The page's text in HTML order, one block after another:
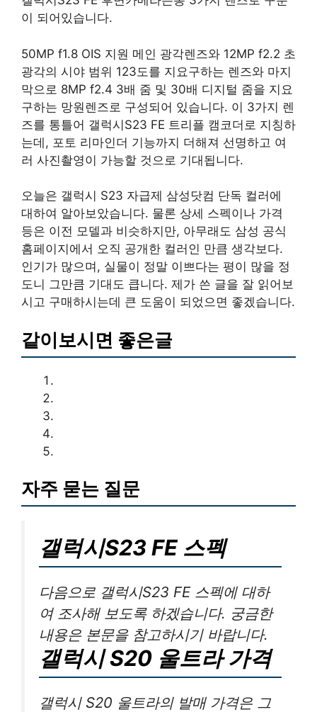
이 되어있습니다.
50MP f1.8 OIS 지원 메인 광각렌즈와 12MP f2.2 초
광각의 시야 범위 123도를 지요구하는 렌즈와 마지
막으로 8MP f2.4 3배 줌 및 30배 디지털 줌을 지요
구하는 망원렌즈로 구성되어 있습니다. 이 3가지 렌
즈를 통틀어 갤럭시S23 FE 트리플 캠코더로 지칭하
는데, 포토 리마인더 기능까지 더해져 선명하고 여
러 사진촬영이 가능할 것으로 기대됩니다.
오늘은 갤럭시 S23 자급제 삼성닷컴 단독 컬러에
대하여 알아보았습니다. 물론 상세 스펙이나 가격
등은 이전 모델과 비슷하지만, 아무래도 삼성 공식
홈페이지에서 오직 공개한 컬러인 만큼 생각보다.
인기가 많으며, 실물이 정말 이쁘다는 평이 많을 정
도니 그만큼 기대도 큽니다. 제가 쓴 글을 잘 읽어보
시고 구매하시는데 큰 도움이 되었으면 좋겠습니다.
같이보시면 좋은글
자주 묻는 질문
갤럭시S23 FE 스펙
다음으로 갤럭시S23 FE 스펙에 대하
여 조사해 보도록 하겠습니다. 궁금한
내용은 본문을 참고하시기 바랍니다.
갤럭시 S20 울트라 가격
갤럭시 S20 울트라의 발매 가격은 그